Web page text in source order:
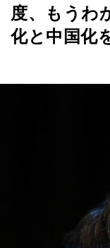
度、もうわ
化と中国化